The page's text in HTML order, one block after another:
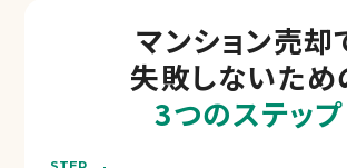
マンション売却
失敗しないため
3つのステップ